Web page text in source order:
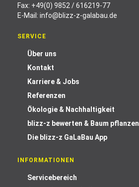
Fax: +49(0) 9852 / 616219-77
E-Mail: info@blizz-z-galabau.de
SERVICE
Über uns
Kontakt
Karriere & Jobs
Referenzen
Ökologie & Nachhaltigkeit
blizz-z bewerten & Baum pflanzen
Die blizz-z GaLaBau App
INFORMATIONEN
Servicebereich